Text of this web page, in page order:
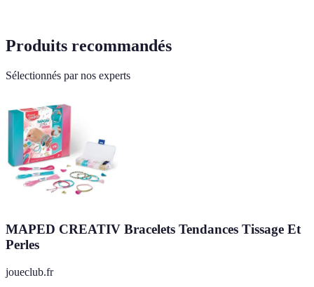
Produits recommandés
Sélectionnés par nos experts
MAPED CREATIV Bracelets Tendances Tissage Et
Perles
joueclub.fr